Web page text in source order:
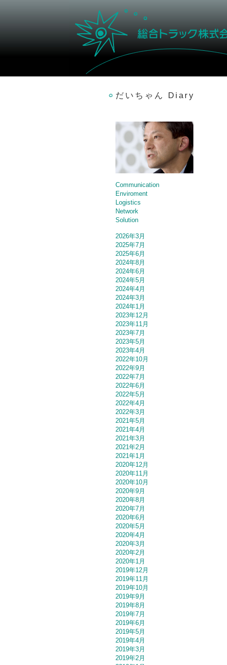
だいちゃん Diary
Communication
Enviroment
Logistics
Network
Solution
2026年3月
2025年7月
2025年6月
2024年8月
2024年6月
2024年5月
2024年4月
2024年3月
2024年1月
2023年12月
2023年11月
2023年7月
2023年5月
2023年4月
2022年10月
2022年9月
2022年7月
2022年6月
2022年5月
2022年4月
2022年3月
2021年5月
2021年4月
2021年3月
2021年2月
2021年1月
2020年12月
2020年11月
2020年10月
2020年9月
2020年8月
2020年7月
2020年6月
2020年5月
2020年4月
2020年3月
2020年2月
2020年1月
2019年12月
2019年11月
2019年10月
2019年9月
2019年8月
2019年7月
2019年6月
2019年5月
2019年4月
2019年3月
2019年2月